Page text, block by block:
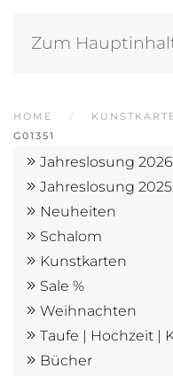
Zum
HOME
G01351
Jahreslosung 2026
Jahreslosung 2025
Neuheiten
Schalom
Kunstkarten
Sale %
Weihnachten
Taufe | Hochzeit |
Bücher